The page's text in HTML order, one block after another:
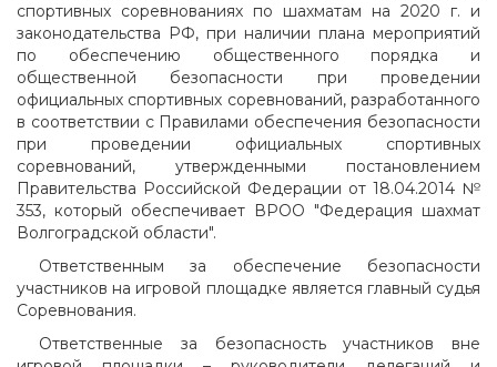
спортивных соревнованиях по шахматам на 2020 г. и
законодательства РФ, при наличии плана мероприятий
по обеспечению общественного порядка и
общественной безопасности при проведении
официальных спортивных соревнований, разработанного
в соответствии с Правилами обеспечения безопасности
при проведении официальных спортивных
соревнований, утвержденными постановлением
Правительства Российской Федерации от 18.04.2014 №
353, который обеспечивает ВРОО "Федерация шахмат
Волгоградской области".
Ответственным за обеспечение безопасности
участников на игровой площадке является главный судья
Соревнования.
Ответственные за безопасность участников вне